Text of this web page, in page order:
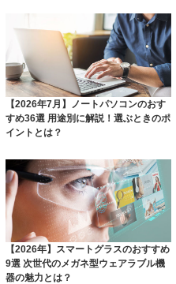
【2026年7月】ノートパソコンのおす
すめ36選 用途別に解説！選ぶときのポ
イントとは？
【2026年】スマートグラスのおすすめ
9選 次世代のメガネ型ウェアラブル機
器の魅力とは？